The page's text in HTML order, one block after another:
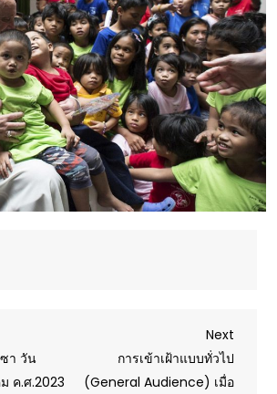
า วัน
ค.ศ.2023
Next
Post
Next
การเข้าเฝ้าแบบทั่วไป
(General Audience) เมื่อ